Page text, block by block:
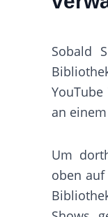
Sobald
an
Um
oben